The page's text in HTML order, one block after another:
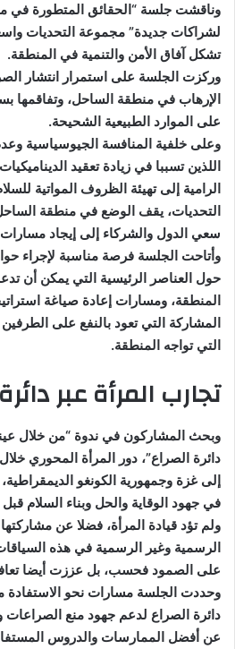
وناقشت جلسة “الحقائق المتطورة في
لشراكات جديدة” مجموعة التحديات
تشكل آفاق الأمن والتنمية في المنطقة.
وركزت الجلسة على استمرار انتشار
الإرهاب في منطقة الساحل، وتفاقمها
على الموارد الطبيعية الشحيحة.
وعلى خلفية المنافسة الجيوسياسية
اللذين تسببا في زيادة تعقيد
الرامية إلى تهيئة الظروف المواتية
التحديات، يقف الوضع في منطقة
سعي الدول والشركاء إلى إيجاد
وأتاحت الجلسة فرصة مناسبة لإجراء
حول العناصر الرئيسية التي يمكن أن
المنطقة، ومسارات إعادة صياغة
المشاركة التي تعود بالنفع على
التي تواجه المنطقة.
تجارب المرأة عبر
وبحث المشاركون في ندوة “من خلال
دائرة الصراع”، دور المرأة المحوري
إلى غزة وجمهورية الكونغو
في جهود الوقاية والحل وبناء السلام قبل
ولم تؤد قيادة المرأة، فضلا عن
الرسمية وغير الرسمية في هذه
على الصمود فحسب، بل عززت أيضا
وحددت الجلسة مسارات نحو الاستفادة
دائرة الصراع لدعم جهود منع الصراعات
عن أفضل الممارسات والدروس